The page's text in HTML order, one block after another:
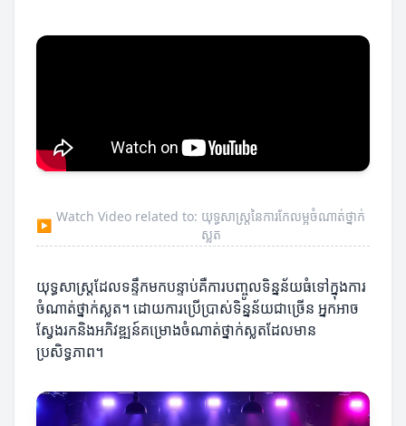
▶
Watch Video related to: យុទ្ធសាស្ត្រនៃការកែលម្អចំណាត់ថ្នាក់
ស្លត
យុទ្ធសាស្ត្រដែលទន្ទឹកមកបន្ទាប់គឺការបញ្ចូលទិន្នន័យធំទៅក្នុងការ
ចំណាត់ថ្នាក់ស្លត។ ដោយការប្រើប្រាស់ទិន្នន័យជាច្រើន អ្នកអាច
ស្វែងរកនិងអភិវឌ្ឍន៍គម្រោងចំណាត់ថ្នាក់ស្លតដែលមាន
ប្រសិទ្ធភាព។